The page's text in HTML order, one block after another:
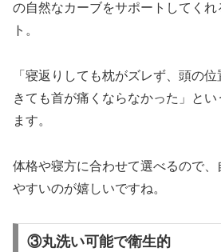
の自然なカーブをサポートしてく
ト。
「寝返りしても枕がズレず、頭の
きても首が痛くならなかった」と
ます。
体格や寝方に合わせて選べるので
やすいのが嬉しいですね。
③丸洗い可能で衛生的